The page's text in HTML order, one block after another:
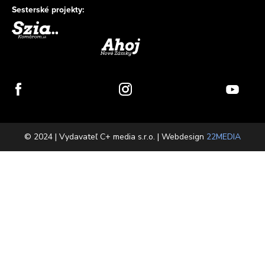
Sesterské projekty:
© 2024 | Vydavateľ C+ media s.r.o. | Webdesign 22MEDIA